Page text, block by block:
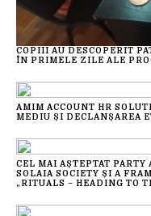
COPIII AU DESCOPERIT
ÎN PRIMELE ZILE ALE
AMIM ACCOUNT HR
MEDIU ȘI DECLANȘAREA
CEL MAI AȘTEPTAT
SOLAIA SOCIETY ȘI A
„RITUALS – HEADING TO